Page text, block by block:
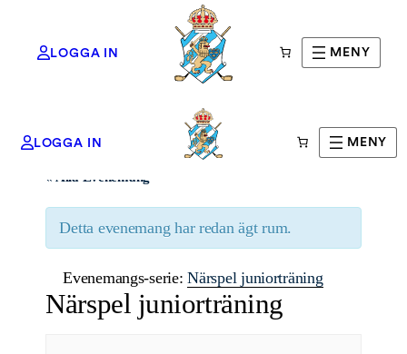
LOGGA IN MENY
LOGGA IN MENY
« Alla Evenemang
Detta evenemang har redan ägt rum.
Evenemangs-serie:Närspel juniorträning
Närspel juniorträning